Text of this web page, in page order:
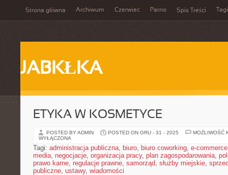
Strona główna Archiwum Czerwiec Parno Spis Treści Tagi
JABKŁKA
ETYKA W KOSMETYCE
POSTED BY ADMIN POSTED ON GRU - 31 - 2025
MOŻLIWOŚĆ
WYŁĄCZONA
Tagi: administracja publiczna, biuro, biuro coworking, e-commerce
media, negocjacje, organizacja pracy, plan zagospodarowania,
prawo karne, regulacje prawne, samorząd, służby miejskie,
publiczne, ustawy, wiadomości